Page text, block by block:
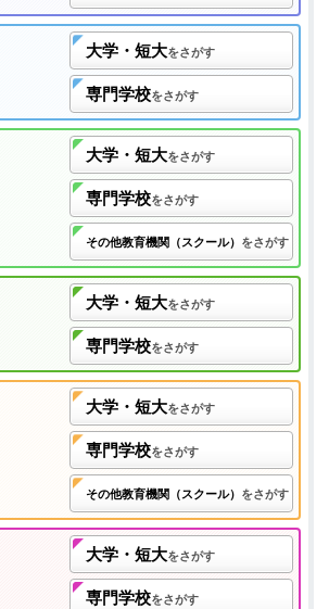
大学・短大をさがす
専門学校をさがす
大学・短大をさがす
専門学校をさがす
その他教育機関（スクール） をさがす
大学・短大をさがす
専門学校をさがす
大学・短大をさがす
専門学校をさがす
その他教育機関（スクール） をさがす
大学・短大をさがす
専門学校をさがす